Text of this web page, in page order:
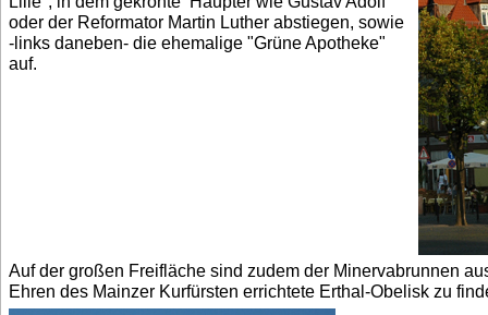
oder der Reformator Martin Luther abstiegen, sowie
-links daneben- die ehemalige "Grüne Apotheke"
auf.
Auf der großen Freifläche sind zudem der Minervabrunnen
Ehren des Mainzer Kurfürsten errichtete Erthal-Obelisk zu